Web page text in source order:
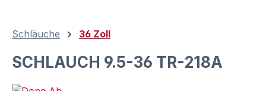
Schläuche 36 Zoll
SCHLAUCH 9.5-36 TR-218A